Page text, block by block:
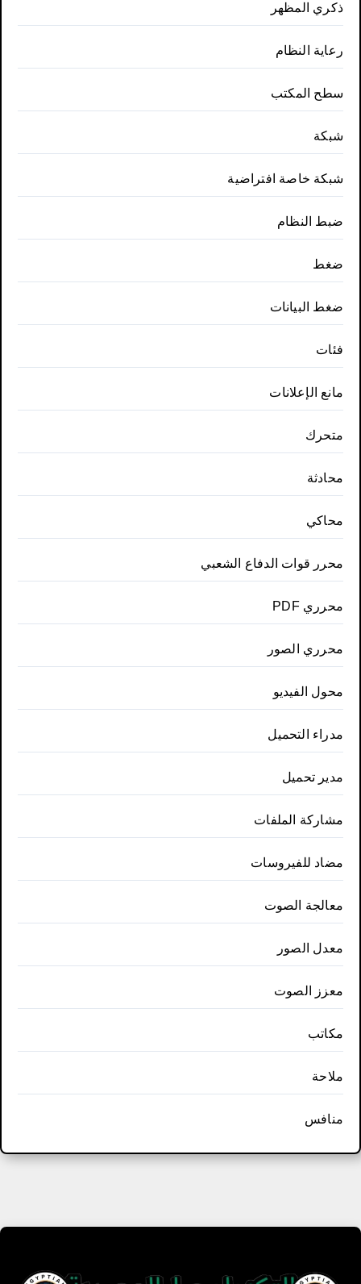
ذكري المظهر
رعاية النظام
سطح المكتب
شبكة
شبكة خاصة افتراضية
ضبط النظام
ضغط
ضغط البيانات
فئات
مانع الإعلانات
متحرك
محادثة
محاكي
محرر قوات الدفاع الشعبي
محرري PDF
محرري الصور
محول الفيديو
مدراء التحميل
مدير تحميل
مشاركة الملفات
مضاد للفيروسات
معالجة الصوت
معدل الصور
معزز الصوت
مكاتب
ملاحة
منافس